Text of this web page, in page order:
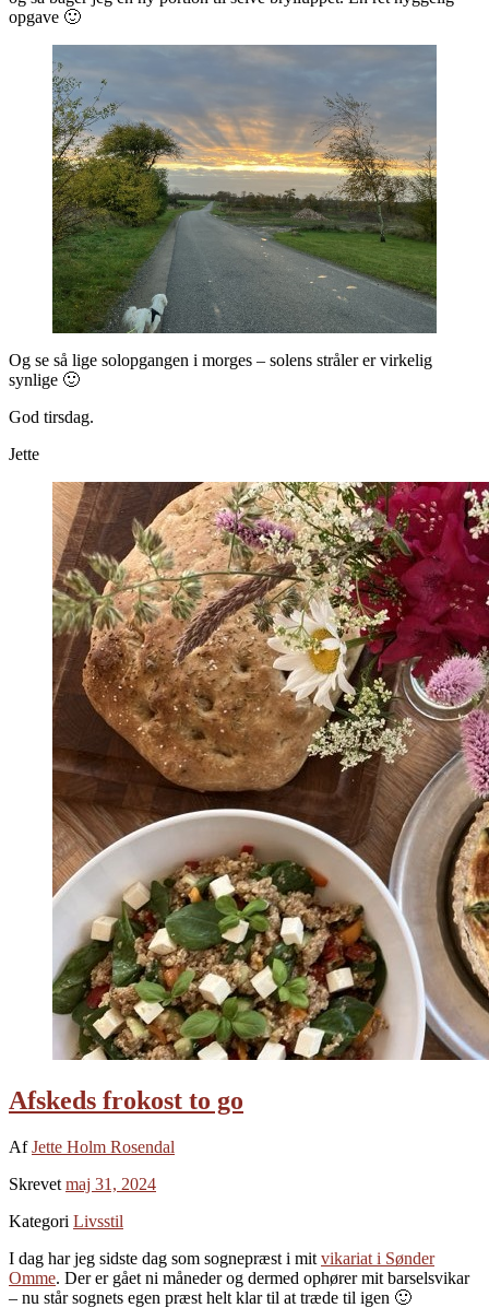
opgave 🙂
Og se så lige solopgangen i morges – solens stråler er virkelig
synlige 🙂
God tirsdag.
Jette
Afskeds frokost to go
AfJette Holm Rosendal
Skrevet maj 31, 2024
Kategori Livsstil
I dag har jeg sidste dag som sognepræst i mit vikariat i Sønder
Omme. Der er gået ni måneder og dermed ophører mit barselsvikar
– nu står sognets egen præst helt klar til at træde til igen 🙂